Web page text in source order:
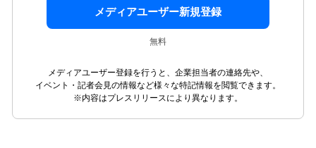
メディアユーザー新規登録
無料
メディアユーザー登録を行うと、企業担当者の連絡先や、
イベント・記者会見の情報など様々な特記情報を閲覧できます。
※内容はプレスリリースにより異なります。